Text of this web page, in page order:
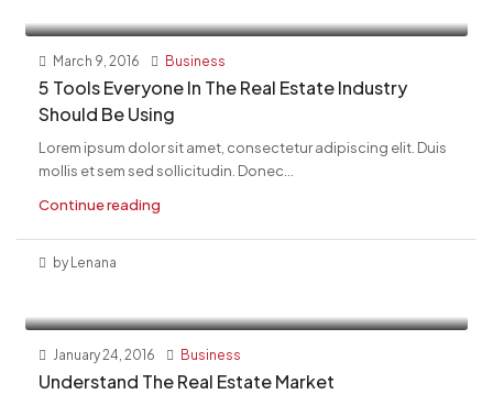
March 9, 2016 Business
5 Tools Everyone In The Real Estate Industry
Should Be Using
Lorem ipsum dolor sit amet, consectetur adipiscing elit. Duis
mollis et sem sed sollicitudin. Donec...
Continue reading
by Lenana
January 24, 2016 Business
Understand The Real Estate Market